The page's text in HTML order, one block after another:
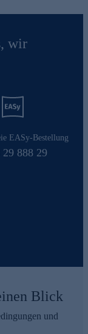
wir
EASy-Bestellung
29 888 29
Blick
und